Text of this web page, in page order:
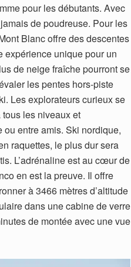
pour les débutants. Avec
de poudreuse. Pour les
Blanc offre des descentes
expérience unique pour un
de neige fraîche pourront se
les pentes hors-piste
Les explorateurs curieux se
les niveaux et
entre amis. Ski nordique,
raquettes, le plus dur sera
L’adrénaline est au cœur de
en est la preuve. Il offre
à 3466 mètres d’altitude
dans une cabine de verre
de montée avec une vue